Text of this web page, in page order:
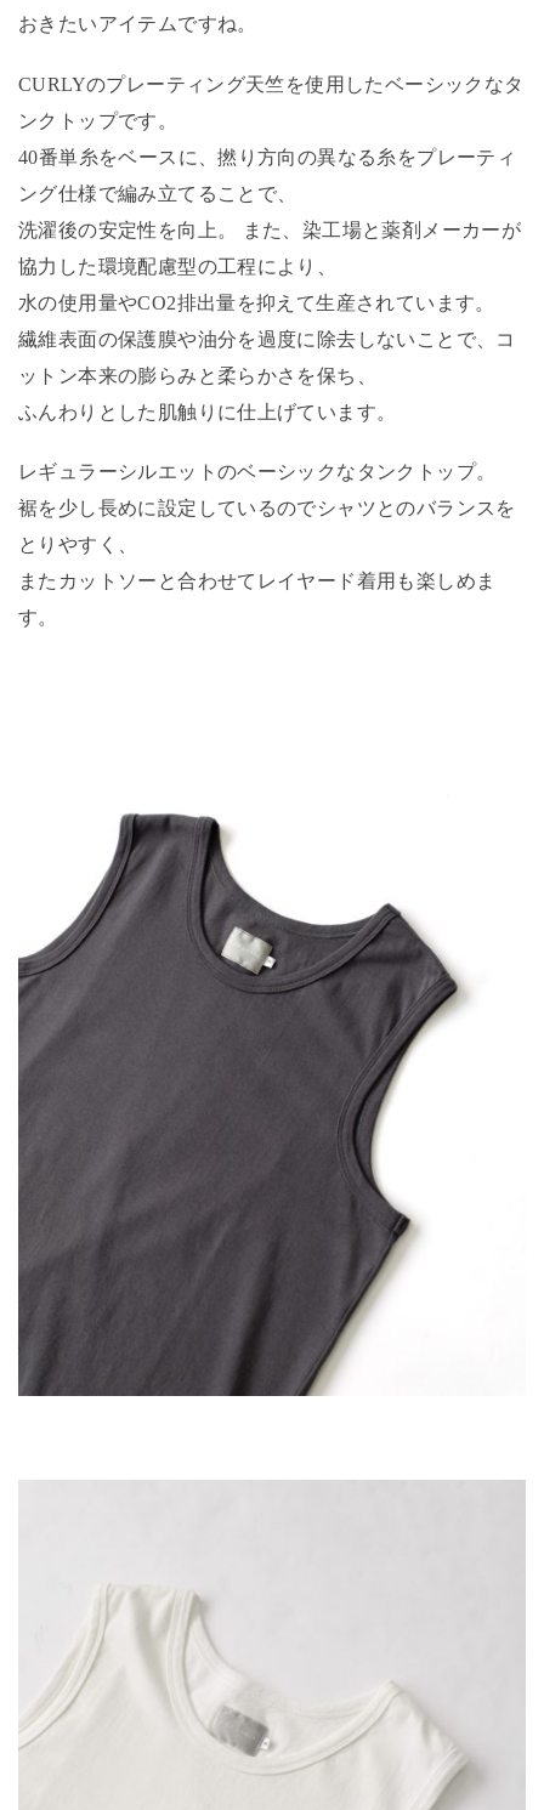
おきたいアイテムですね。
CURLYのプレーティング天竺を使用したベーシックなタ
ンクトップです。
40番単糸をベースに、撚り方向の異なる糸をプレーティ
ング仕様で編み立てることで、
洗濯後の安定性を向上。 また、染工場と薬剤メーカーが
協力した環境配慮型の工程により、
水の使用量やCO2排出量を抑えて生産されています。
繊維表面の保護膜や油分を過度に除去しないことで、コ
ットン本来の膨らみと柔らかさを保ち、
ふんわりとした肌触りに仕上げています。
レギュラーシルエットのベーシックなタンクトップ。
裾を少し長めに設定しているのでシャツとのバランスを
とりやすく、
またカットソーと合わせてレイヤード着用も楽しめま
す。